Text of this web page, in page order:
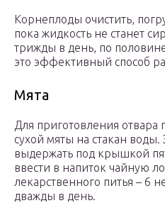
Корнеплоды очистить,
пока жидкость не станет
трижды в день, по половине
это эффективный способ
Мята
Для приготовления отвара
сухой мяты на стакан воды.
выдержать под крышкой
ввести в напиток чайную
лекарственного питья – 6
дважды в день.